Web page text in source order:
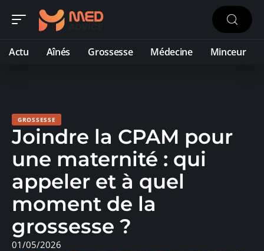
Actu Aînés Grossesse Médecine Minceur
GROSSESSE
Joindre la CPAM pour
une maternité : qui
appeler et à quel
moment de la
grossesse ?
01/05/2026